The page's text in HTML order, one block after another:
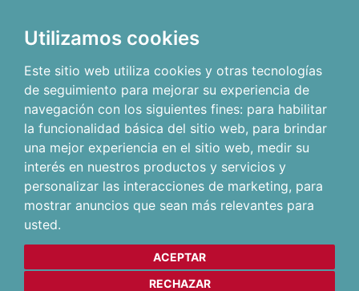
Utilizamos cookies
Este sitio web utiliza cookies y otras tecnologías
de seguimiento para mejorar su experiencia de
navegación con los siguientes fines: para habilitar
la funcionalidad básica del sitio web, para brindar
una mejor experiencia en el sitio web, medir su
interés en nuestros productos y servicios y
personalizar las interacciones de marketing, para
mostrar anuncios que sean más relevantes para
usted.
ACEPTAR
RECHAZAR